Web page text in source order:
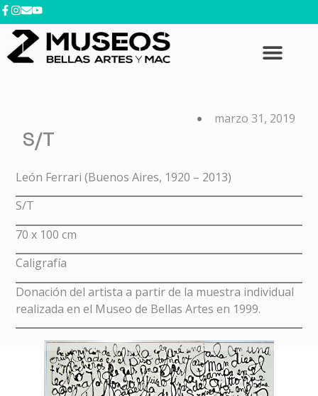
contenido
marzo 31, 2019
S/T
León Ferrari (Buenos Aires, 1920 – 2013)
S/T
70 x 100 cm
Caligrafía
Donación del artista a partir de la muestra individual
realizada en el Museo de Bellas Artes en 1999.